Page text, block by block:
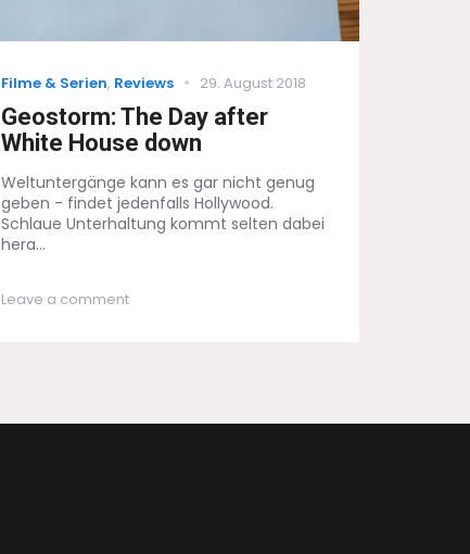
Categories
Filme & Serien, Reviews
Posted
29. August 2018
Geostorm: The Day after
White House down
Weltuntergänge kann es gar nicht genug
geben - findet jedenfalls Hollywood.
Schlaue Unterhaltung kommt selten dabei
hera...
Leave a commenton